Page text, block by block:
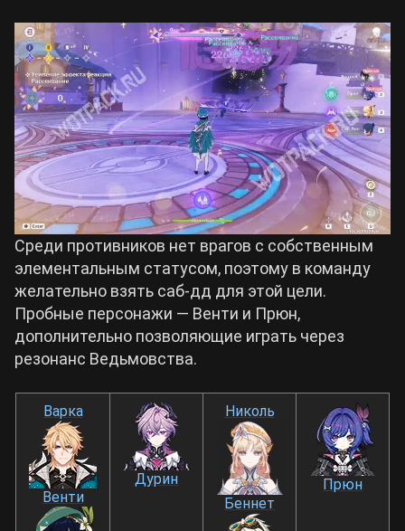
Среди противников нет врагов с собственным
элементальным статусом, поэтому в команду
желательно взять саб-дд для этой цели.
Пробные персонажи — Венти и Прюн,
дополнительно позволяющие играть через
резонанс Ведьмовства.
Варка
Венти
Дурин
Николь
Беннет
Прюн